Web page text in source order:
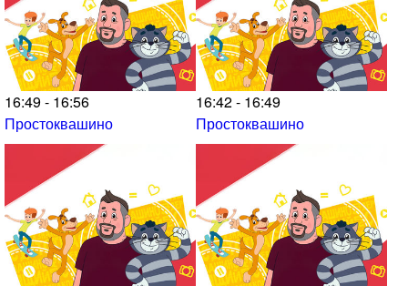
16:49 - 16:56
Простоквашино
16:42 - 16:49
Простоквашино